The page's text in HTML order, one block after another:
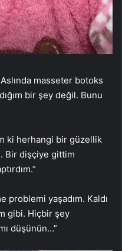
masseter botoks
bir şey değil. Bunu
ki herhangi bir güzellik
Bir dişçiye gittim
problemi yaşadım. Kaldı
gibi. Hiçbir şey
düşünün…”